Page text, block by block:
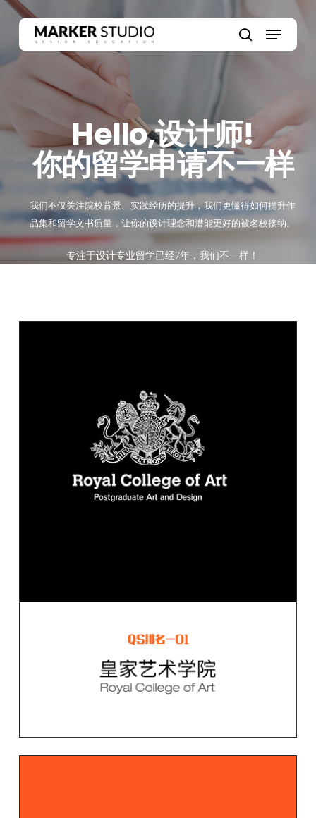
Skip
main
content
search
Menu
Hello,设计师!
你的留学申请不一样
我们不仅关注院校背景、实践经历的提升，我们更懂得如何提升作
品集和留学文书质量，让你的设计理念和潜能更好的被名校接纳。
专注于设计专业留学已经7年，我们不一样！